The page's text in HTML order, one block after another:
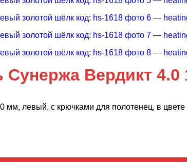
Вердикт 4.0
мм, левый, с крючками для полотенец, в цвете